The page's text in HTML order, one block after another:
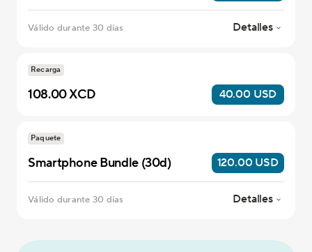
Válido durante 30 días Detalles
Recarga
108.00 XCD 40.00 USD
Paquete
Smartphone Bundle (30d) 120.00 USD
Válido durante 30 días Detalles